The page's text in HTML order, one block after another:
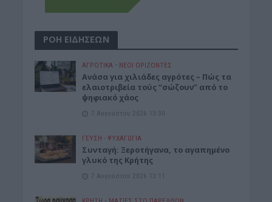
ΡΟΗ ΕΙΔΗΣΕΩΝ
ΑΓΡΟΤΙΚΑ • ΝΕΟΙ ΟΡΙΖΟΝΤΕΣ
Ανάσα για χιλιάδες αγρότες – Πώς τα
ελαιοτριβεία τούς “σώζουν” από το
ψηφιακό χάος
7 Αυγούστου 2026 13:30
ΓΕΎΣΗ - ΨΥΧΑΓΩΓΊΑ
Συνταγή: Ξεροτήγανα, το αγαπημένο
γλυκό της Κρήτης
7 Αυγούστου 2026 13:11